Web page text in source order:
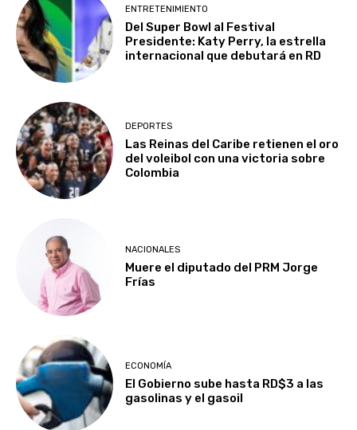
ENTRETENIMIENTO
Del Super Bowl al Festival
Presidente: Katy Perry, la estrella
internacional que debutará en RD
DEPORTES
Las Reinas del Caribe retienen el oro
del voleibol con una victoria sobre
Colombia
NACIONALES
Muere el diputado del PRM Jorge
Frías
ECONOMÍA
El Gobierno sube hasta RD$3 a las
gasolinas y el gasoil